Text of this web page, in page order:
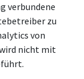
verbundene
zu
von
nicht mit